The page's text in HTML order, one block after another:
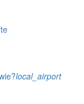
local_airport